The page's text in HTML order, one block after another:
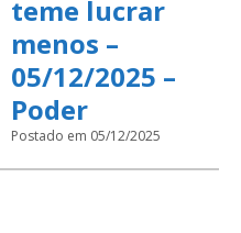
teme lucrar
menos –
05/12/2025 –
Poder
Postado em 05/12/2025